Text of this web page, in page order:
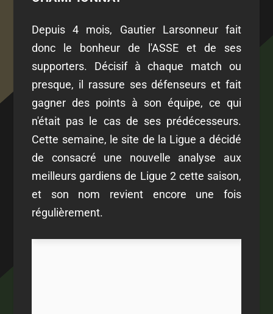
Depuis 4 mois, Gautier Larsonneur fait
donc le bonheur de l'ASSE et de ses
supporters. Décisif à chaque match ou
presque, il rassure ses défenseurs et fait
gagner des points à son équipe, ce qui
n'était pas le cas de ses prédécesseurs.
Cette semaine, le site de la Ligue a décidé
de consacré une nouvelle analyse aux
meilleurs gardiens de Ligue 2 cette saison,
et son nom revient encore une fois
régulièrement.